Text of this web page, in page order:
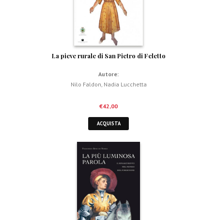
La pieve rurale di San Pietro di Feletto
Autore:
Nilo Faldon, Nadia Lucchetta
€42,00
ACQUISTA